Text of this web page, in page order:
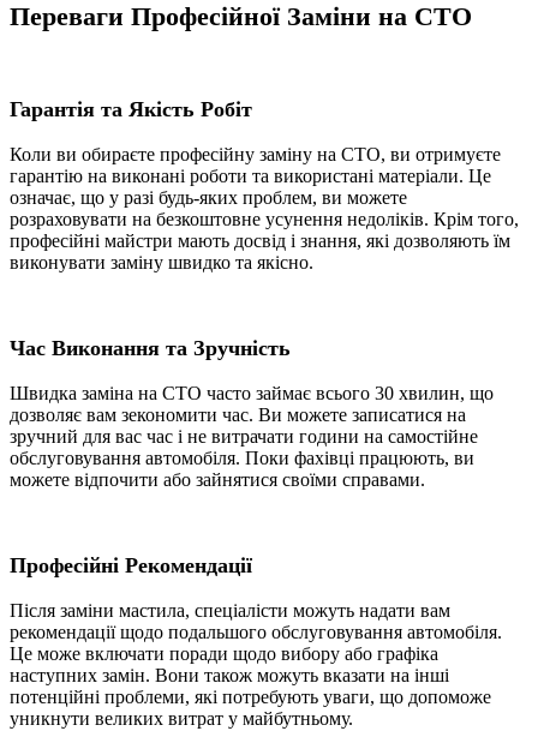
Переваги Професійної Заміни на СТО
Гарантія та Якість Робіт
Коли ви обираєте професійну заміну на СТО, ви отримуєте
гарантію на виконані роботи та використані матеріали. Це
означає, що у разі будь-яких проблем, ви можете
розраховувати на безкоштовне усунення недоліків. Крім того,
професійні майстри мають досвід і знання, які дозволяють їм
виконувати заміну швидко та якісно.
Час Виконання та Зручність
Швидка заміна на СТО часто займає всього 30 хвилин, що
дозволяє вам зекономити час. Ви можете записатися на
зручний для вас час і не витрачати години на самостійне
обслуговування автомобіля. Поки фахівці працюють, ви
можете відпочити або зайнятися своїми справами.
Професійні Рекомендації
Після заміни мастила, спеціалісти можуть надати вам
рекомендації щодо подальшого обслуговування автомобіля.
Це може включати поради щодо вибору або графіка
наступних замін. Вони також можуть вказати на інші
потенційні проблеми, які потребують уваги, що допоможе
уникнути великих витрат у майбутньому.